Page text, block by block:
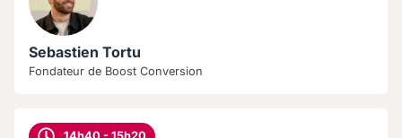
Sebastien Tortu
Fondateur de Boost Conversion